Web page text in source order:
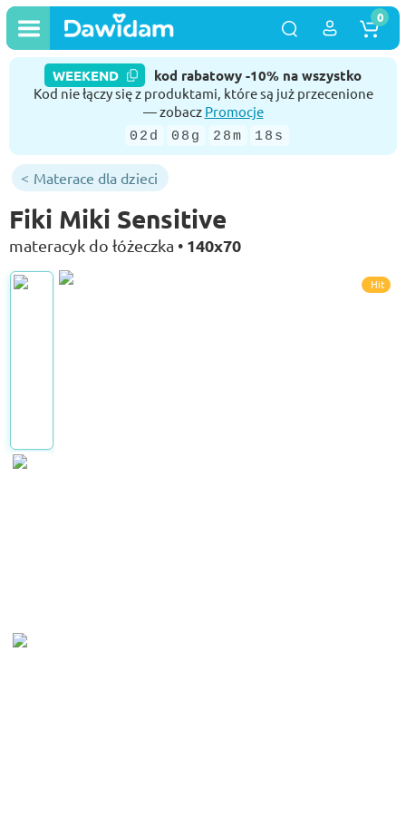
WEEKEND kod rabatowy -10% na wszystko
Kod nie łączy się z produktami, które są już przecenione
— zobacz Promocje
02d 08g 28m 18s
0
Materace dla dzieci
Fiki Miki Sensitive
materacyk do łóżeczka • 140x70
Hit